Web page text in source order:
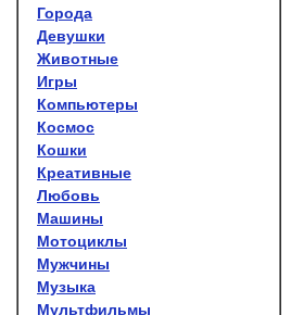
Города
Девушки
Животные
Игры
Компьютеры
Космос
Кошки
Креативные
Любовь
Машины
Мотоциклы
Мужчины
Музыка
Мультфильмы